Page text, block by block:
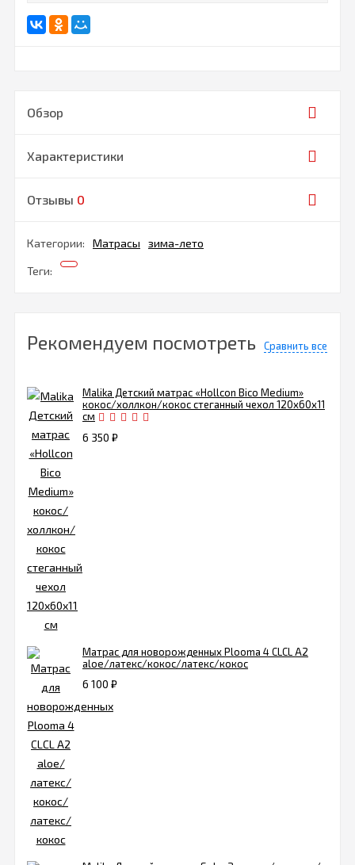
Обзор
Характеристики
Отзывы 0
Категории: Матрасы зима-лето
Теги:
Рекомендуем посмотреть Сравнить все
Malika Детский матрас «Hollcon Bico Medium»
кокос/холлкон/кокос стеганный чехол 120х60х11
см
6 350 ₽
Матрас для новорожденных Plooma 4 CLCL А2
aloe/латекс/кокос/латекс/кокос
6 100 ₽